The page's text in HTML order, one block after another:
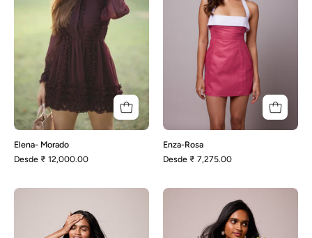
Elena- Morado
Desde ₹ 12,000.00
Enza-Rosa
Desde ₹ 7,275.00
Negro
Eva-
Amarillo
limón